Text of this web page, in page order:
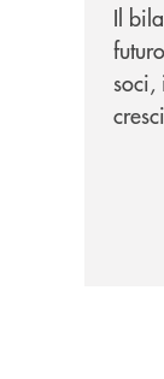
Il
soci,